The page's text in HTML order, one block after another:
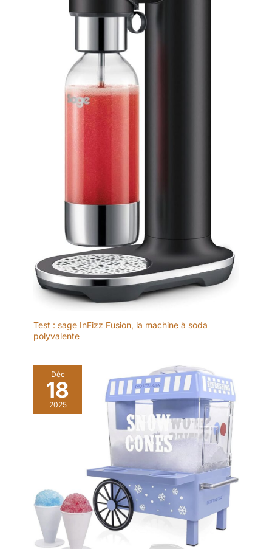
Test : sage InFizz Fusion, la machine à soda
polyvalente
Déc
18
2025